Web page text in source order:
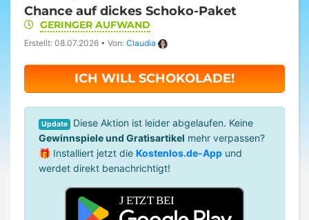
Chance auf dickes Schoko-Paket
GERINGER AUFWAND
Erstellt: 08.07.2026 • Von: Claudia
ICH WILL SCHOKOLADE!
Update
Diese Aktion ist leider abgelaufen. Keine
Gewinnspiele und Gratisartikel mehr verpassen?
🎁 Installiert jetzt die Kostenlos.de-App und
werdet direkt benachrichtigt!